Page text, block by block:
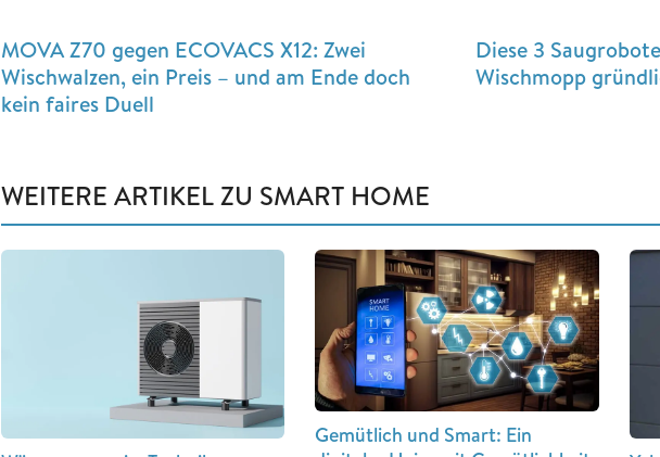
MOVA Z70 gegen ECOVACS X12: Zwei
Wischwalzen, ein Preis – und am Ende doch
kein faires Duell
Diese 3
Wischmopp
WEITERE ARTIKEL ZU SMART HOME
Gemütlich und Smart: Ein